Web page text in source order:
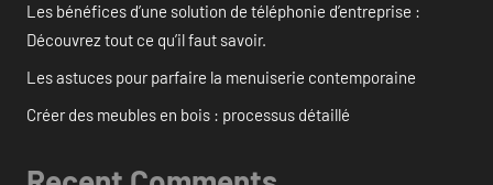
Les bénéfices d’une solution de téléphonie d’entreprise :
Découvrez tout ce qu’il faut savoir.
Les astuces pour parfaire la menuiserie contemporaine
Créer des meubles en bois : processus détaillé